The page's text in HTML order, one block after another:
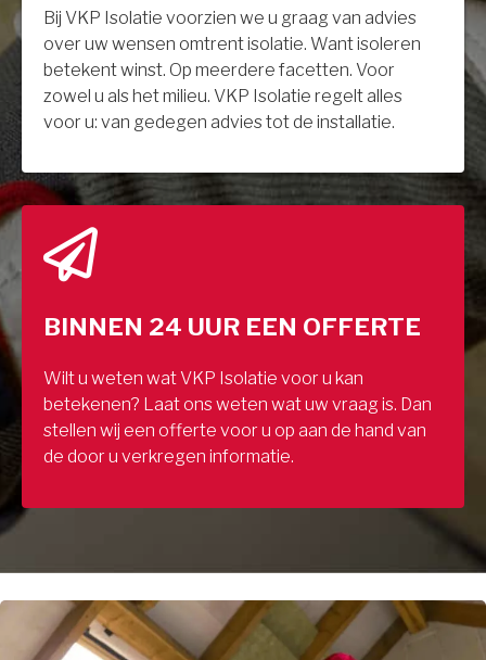
Bij VKP Isolatie voorzien we u graag van advies
over uw wensen omtrent isolatie. Want isoleren
betekent winst. Op meerdere facetten. Voor
zowel u als het milieu. VKP Isolatie regelt alles
voor u: van gedegen advies tot de installatie.
BINNEN 24 UUR EEN OFFERTE
Wilt u weten wat VKP Isolatie voor u kan
betekenen? Laat ons weten wat uw vraag is. Dan
stellen wij een offerte voor u op aan de hand van
de door u verkregen informatie.